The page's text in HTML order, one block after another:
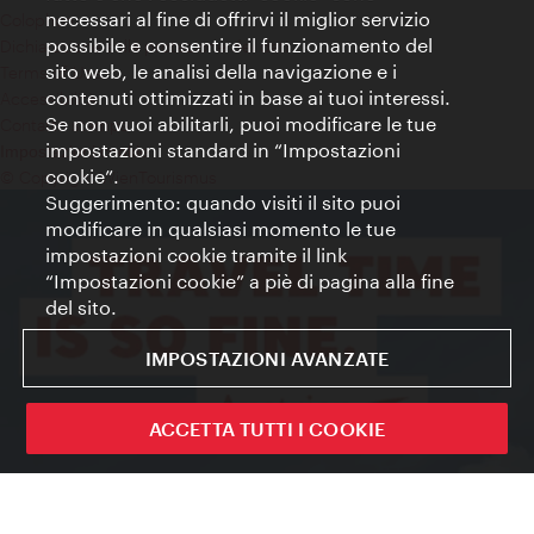
Colophon
Dichiarazione sulla protezione dei dati
Terms of Use
Accessibilità
Contatto stampa
Impostazioni cookie
© Copyright WienTourismus
necessari al fine di offrirvi il miglior servizio
possibile e consentire il funzionamento del
sito web, le analisi della navigazione e i
contenuti ottimizzati in base ai tuoi interessi.
Se non vuoi abilitarli, puoi modificare le tue
impostazioni standard in “Impostazioni
cookie”.
Suggerimento: quando visiti il sito puoi
modificare in qualsiasi momento le tue
impostazioni cookie tramite il link
“Impostazioni cookie” a piè di pagina alla fine
del sito.
IMPOSTAZIONI AVANZATE
ACCETTA TUTTI I COOKIE